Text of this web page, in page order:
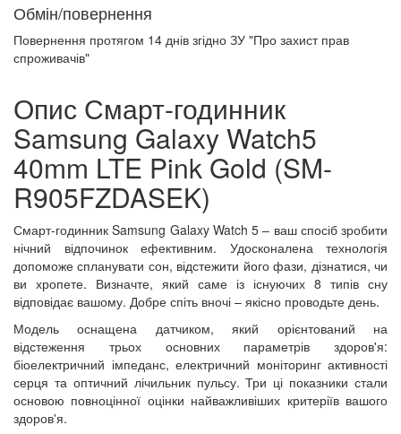
Обмін/повернення
Повернення протягом 14 днів згідно ЗУ "Про захист прав
спроживачів"
Опис Смарт-годинник
Samsung Galaxy Watch5
40mm LTE Pink Gold (SM-
R905FZDASEK)
Смарт-годинник Samsung Galaxy Watch 5 – ваш спосіб зробити
нічний відпочинок ефективним. Удосконалена технологія
допоможе спланувати сон, відстежити його фази, дізнатися, чи
ви хропете. Визначте, який саме із існуючих 8 типів сну
відповідає вашому. Добре спіть вночі – якісно проводьте день.
Модель оснащена датчиком, який орієнтований на
відстеження трьох основних параметрів здоров'я:
біоелектричний імпеданс, електричний моніторинг активності
серця та оптичний лічильник пульсу. Три ці показники стали
основою повноцінної оцінки найважливіших критеріїв вашого
здоров'я.